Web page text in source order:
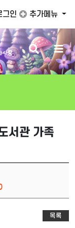
그인 추가메뉴
사랑 검
색
버
튼
메
뉴
버
튼
서관 가족
목록